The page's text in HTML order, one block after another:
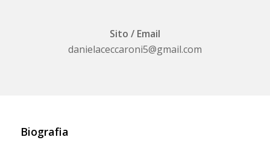
Sito / Email
danielaceccaroni5@gmail.com
Biografia